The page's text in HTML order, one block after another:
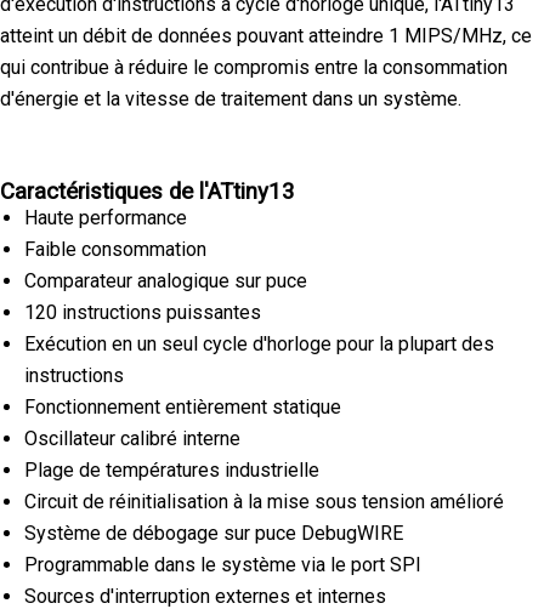
atteint un débit de données pouvant atteindre 1 MIPS/MHz, ce
qui contribue à réduire le compromis entre la consommation
d'énergie et la vitesse de traitement dans un système.
Caractéristiques de l'ATtiny13
Haute performance
Faible consommation
Comparateur analogique sur puce
120 instructions puissantes
Exécution en un seul cycle d'horloge pour la plupart des
instructions
Fonctionnement entièrement statique
Oscillateur calibré interne
Plage de températures industrielle
Circuit de réinitialisation à la mise sous tension amélioré
Système de débogage sur puce DebugWIRE
Programmable dans le système via le port SPI
Sources d'interruption externes et internes